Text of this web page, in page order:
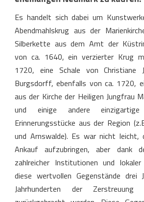
Es handelt sich dabei um
Abendmahlskrug aus der
Silberkette aus dem Amt der
von ca. 1640, ein verzierter Krug
1720, eine Schale von Christiane
Burgsdorff, ebenfalls von ca. 1720,
aus der Kirche der Heiligen Jungfrau
und einige andere
Erinnerungsstücke aus der Region
und Arnswalde). Es war nicht
Ankauf aufzubringen, aber dank
zahlreicher Institutionen und
diese wertvollen Gegenstände drei
Jahrhunderten der